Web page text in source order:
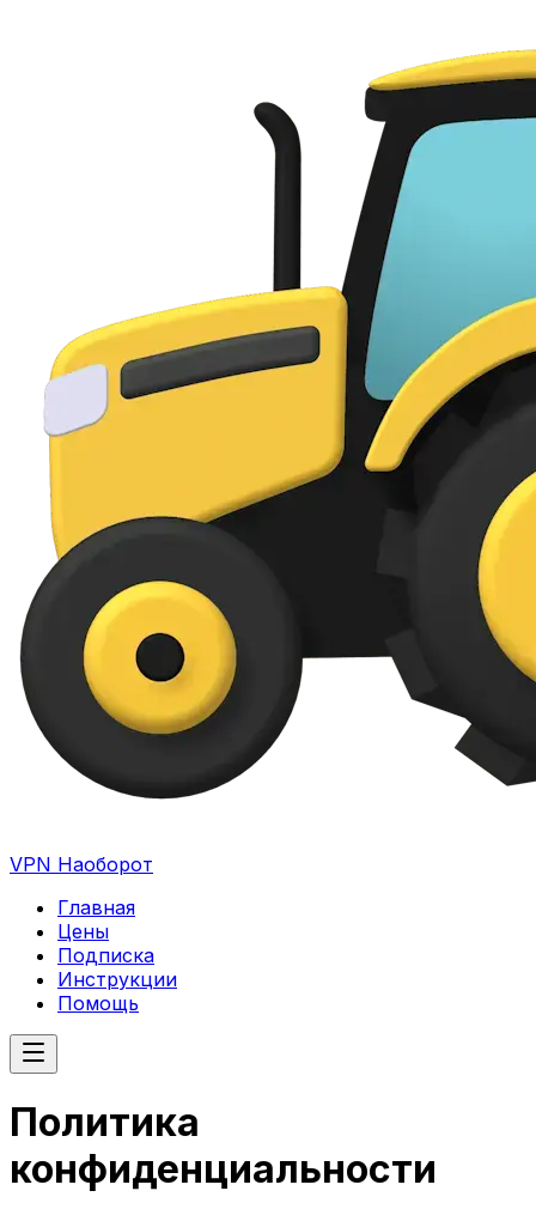
VPN Наоборот
Главная
Цены
Подписка
Инструкции
Помощь
Политика
конфиденциальности